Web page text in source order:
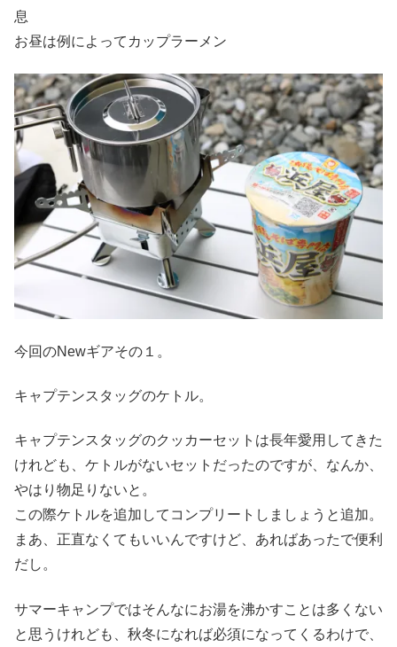
息
お昼は例によってカップラーメン
今回のNewギアその１。
キャプテンスタッグのケトル。
キャプテンスタッグのクッカーセットは長年愛用してきた
けれども、ケトルがないセットだったのですが、なんか、
やはり物足りないと。
この際ケトルを追加してコンプリートしましょうと追加。
まあ、正直なくてもいいんですけど、あればあったで便利
だし。
サマーキャンプではそんなにお湯を沸かすことは多くない
と思うけれども、秋冬になれば必須になってくるわけで、